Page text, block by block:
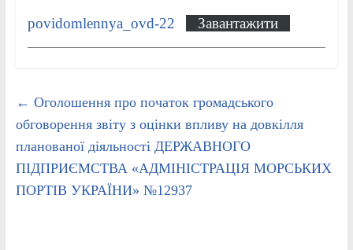
povidomlennya_ovd-22 Завантажити
← Оголошення про початок громадського
обговорення звіту з оцінки впливу на довкілля
планованої діяльності ДЕРЖАВНОГО
ПІДПРИЄМСТВА «АДМІНІСТРАЦІЯ МОРСЬКИХ
ПОРТІВ УКРАЇНИ» №12937